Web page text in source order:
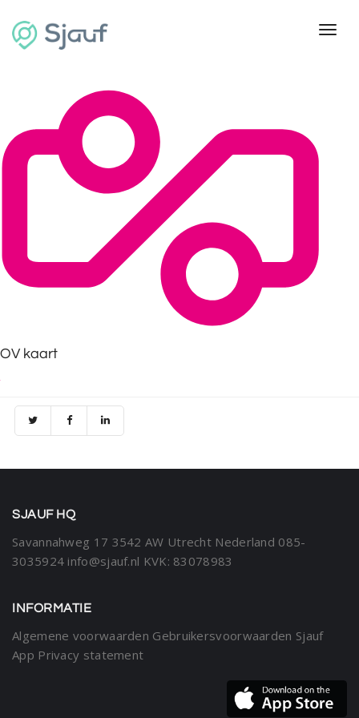
OV kaart
SJAUF HQ
Savannahweg 17 3542 AW Utrecht Nederland 085-
3035924 info@sjauf.nl KVK: 83078983
INFORMATIE
Algemene voorwaarden Gebruikersvoorwaarden Sjauf
App Privacy statement